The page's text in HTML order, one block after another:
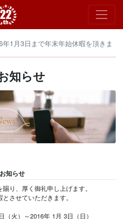
1月3日まで年末年始休暇を頂きま
知らせ
知らせ
り、厚く御礼申し上げます。
させていただきます。
（火）～2016年 1月 3日（日）